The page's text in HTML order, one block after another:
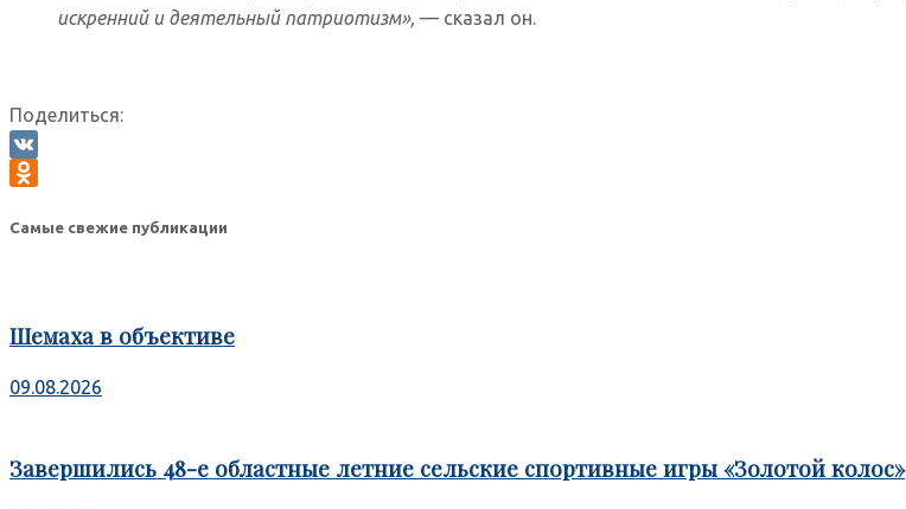
искренний и деятельный патриотизм», — сказал он.
Поделиться:
VK
Самые свежие публикации
Шемаха в объективе
09.08.2026
Завершились 48-е областные летние сельские спортивные игры «Золотой колос»